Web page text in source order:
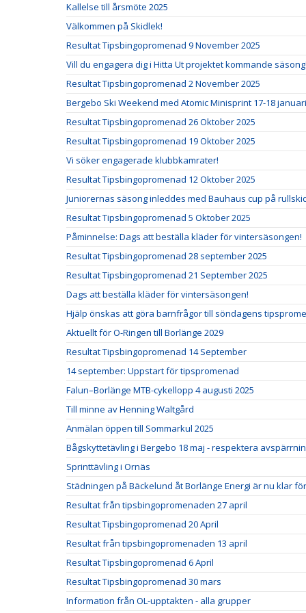
Kallelse till årsmöte 2025
Välkommen på Skidlek!
Resultat Tipsbingopromenad 9 November 2025
Vill du engagera dig i Hitta Ut projektet kommande
Resultat Tipsbingopromenad 2 November 2025
Bergebo Ski Weekend med Atomic Minisprint 17-18 januari
Resultat Tipsbingopromenad 26 Oktober 2025
Resultat Tipsbingopromenad 19 Oktober 2025
Vi söker engagerade klubbkamrater!
Resultat Tipsbingopromenad 12 Oktober 2025
Juniorernas säsong inleddes med Bauhaus cup på
Resultat Tipsbingopromenad 5 Oktober 2025
Påminnelse: Dags att beställa kläder för vintersäsongen!
Resultat Tipsbingopromenad 28 september 2025
Resultat Tipsbingopromenad 21 September 2025
Dags att beställa kläder för vintersäsongen!
Hjälp önskas att göra barnfrågor till söndagens
Aktuellt för O-Ringen till Borlänge 2029
Resultat Tipsbingopromenad 14 September
14 september: Uppstart för tipspromenad
Falun–Borlänge MTB-cykellopp 4 augusti 2025
Till minne av Henning Waltgård
Anmälan öppen till Sommarkul 2025
Bågskyttetävling i Bergebo 18 maj - respektera
Sprinttävling i Ornäs
Städningen på Bäckelund åt Borlänge Energi är nu klar
Resultat från tipsbingopromenaden 27 april
Resultat Tipsbingopromenad 20 April
Resultat från tipsbingopromenaden 13 april
Resultat Tipsbingopromenad 6 April
Resultat Tipsbingopromenad 30 mars
Information från OL-upptakten - alla grupper